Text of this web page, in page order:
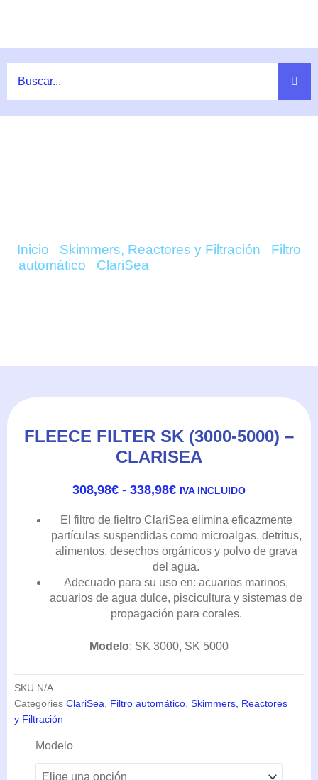
Inicio Skimmers, Reactores y Filtración
Filtro
automático
ClariSea
FLEECE FILTER SK (3000-5000) –
CLARISEA
308,98€ - 338,98€DE
DESDE
308,98€
HASTA
338,98€
IVA INCLUIDO
El filtro de fieltro ClariSea elimina eficazmente
partículas suspendidas como microalgas, detritus,
alimentos, desechos orgánicos y polvo de grava
del agua.
Adecuado para su uso en: acuarios marinos,
acuarios de agua dulce, piscicultura y sistemas de
propagación para corales.
Modelo: SK 3000, SK 5000
SKU N/A
Categories ClariSea Filtro automático Skimmers, Reactores
y Filtración
Modelo
Fleece
SK